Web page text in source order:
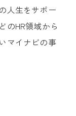
人生をサポー
のHR領域から
マイナビの事